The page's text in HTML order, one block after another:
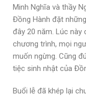
Minh Nghĩa và thầy
Đồng Hành đặt
đây 20 năm. Lúc này
chương trình, mọi
muốn ngừng. Cũng
tiệc sinh nhật của
Buổi lễ đã khép lại